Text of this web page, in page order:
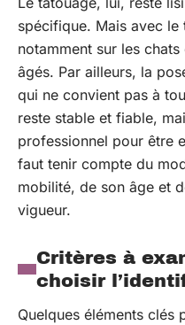
spécifique. Mais avec le
notamment sur les
âgés. Par ailleurs, la
qui ne convient pas à
reste stable et fiable,
professionnel pour être
faut tenir compte du
mobilité, de son âge et
vigueur.
Critères à
choisir
Quelques éléments clés